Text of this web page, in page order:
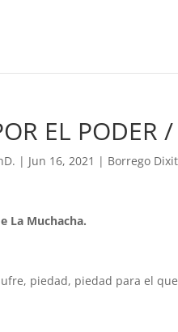
EL PODER
| Jun 16, 2021 | Borrego Dixit
La Muchacha.
piedad, piedad para el